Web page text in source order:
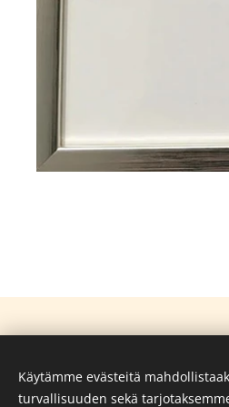
Käyttöehdot ja tietosuoja
Käytämme evästeitä
turvallisuuden sekä